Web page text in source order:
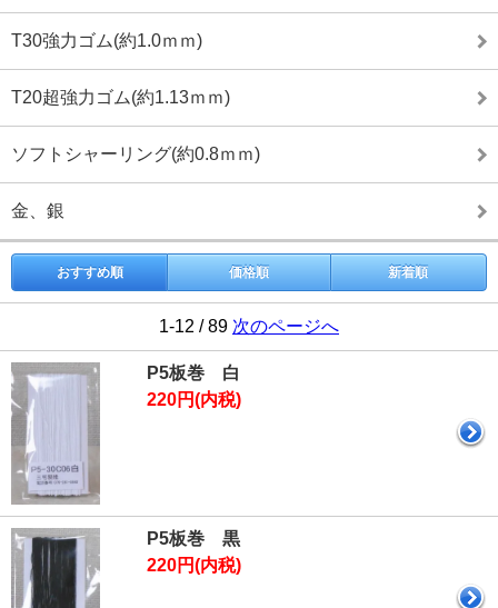
T30強力ゴム(約1.0ｍｍ)
T20超強力ゴム(約1.13ｍｍ)
ソフトシャーリング(約0.8ｍｍ)
金、銀
おすすめ順 価格順 新着順
1-12 / 89 次のページへ
P5板巻 白
220円(内税)
P5板巻 黒
220円(内税)